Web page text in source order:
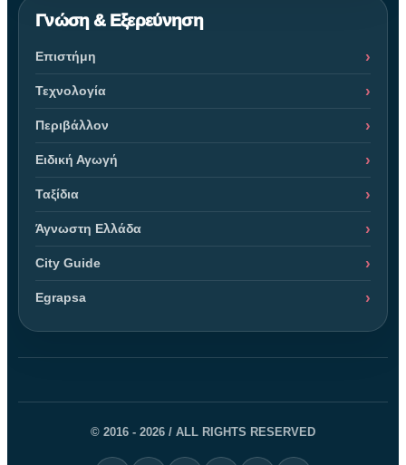
Γνώση & Εξερεύνηση
Επιστήμη
Τεχνολογία
Περιβάλλον
Ειδική Αγωγή
Ταξίδια
Άγνωστη Ελλάδα
City Guide
Egrapsa
© 2016 - 2026 / ALL RIGHTS RESERVED